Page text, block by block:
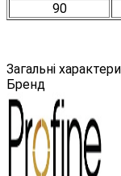
90
Загальні
Бренд